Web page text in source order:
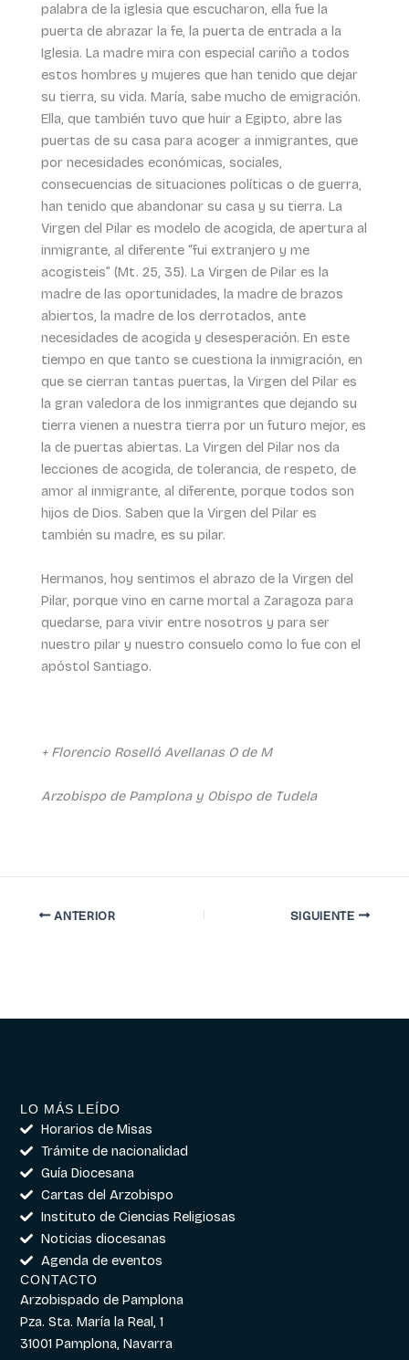
palabra de la iglesia que escucharon, ella fue la
puerta de abrazar la fe, la puerta de entrada a la
Iglesia. La madre mira con especial cariño a todos
estos hombres y mujeres que han tenido que dejar
su tierra, su vida. María, sabe mucho de emigración.
Ella, que también tuvo que huir a Egipto, abre las
puertas de su casa para acoger a inmigrantes, que
por necesidades económicas, sociales,
consecuencias de situaciones políticas o de guerra,
han tenido que abandonar su casa y su tierra. La
Virgen del Pilar es modelo de acogida, de apertura al
inmigrante, al diferente “fui extranjero y me
acogisteis” (Mt. 25, 35). La Virgen de Pilar es la
madre de las oportunidades, la madre de brazos
abiertos, la madre de los derrotados, ante
necesidades de acogida y desesperación. En este
tiempo en que tanto se cuestiona la inmigración, en
que se cierran tantas puertas, la Virgen del Pilar es
la gran valedora de los inmigrantes que dejando su
tierra vienen a nuestra tierra por un futuro mejor, es
la de puertas abiertas. La Virgen del Pilar nos da
lecciones de acogida, de tolerancia, de respeto, de
amor al inmigrante, al diferente, porque todos son
hijos de Dios. Saben que la Virgen del Pilar es
también su madre, es su pilar.
Hermanos, hoy sentimos el abrazo de la Virgen del
Pilar, porque vino en carne mortal a Zaragoza para
quedarse, para vivir entre nosotros y para ser
nuestro pilar y nuestro consuelo como lo fue con el
apóstol Santiago.
+ Florencio Roselló Avellanas O de M
Arzobispo de Pamplona y Obispo de Tudela
ANTERIOR SIGUIENTE
LO MÁS LEÍDO
Horarios de Misas
Trámite de nacionalidad
Guía Diocesana
Cartas del Arzobispo
Instituto de Ciencias Religiosas
Noticias diocesanas
Agenda de eventos
CONTACTO
Arzobispado de Pamplona
Pza. Sta. María la Real, 1
31001 Pamplona, Navarra